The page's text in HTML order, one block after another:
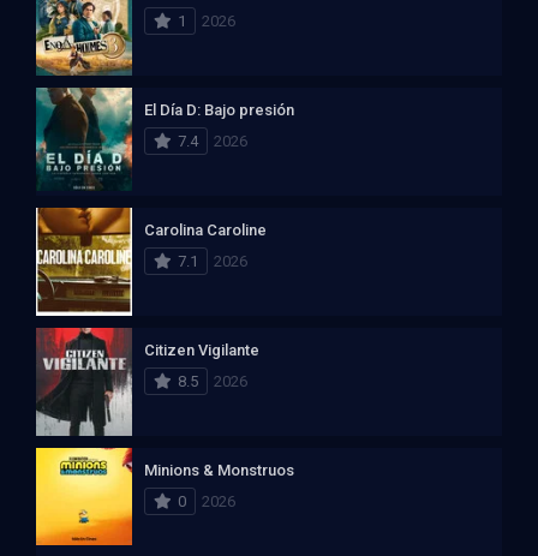
1
2026
El Día D: Bajo presión
7.4
2026
Carolina Caroline
7.1
2026
Citizen Vigilante
8.5
2026
Minions & Monstruos
0
2026